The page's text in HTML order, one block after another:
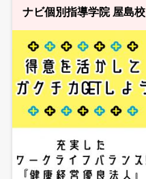
ナビ個別指導学院 屋島校